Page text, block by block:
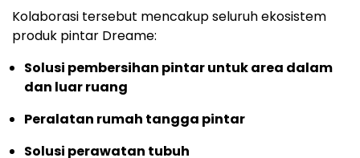
Kolaborasi tersebut mencakup seluruh ekosistem
produk pintar Dreame:
Solusi pembersihan pintar untuk area dalam
dan luar ruang
Peralatan rumah tangga pintar
Solusi perawatan tubuh